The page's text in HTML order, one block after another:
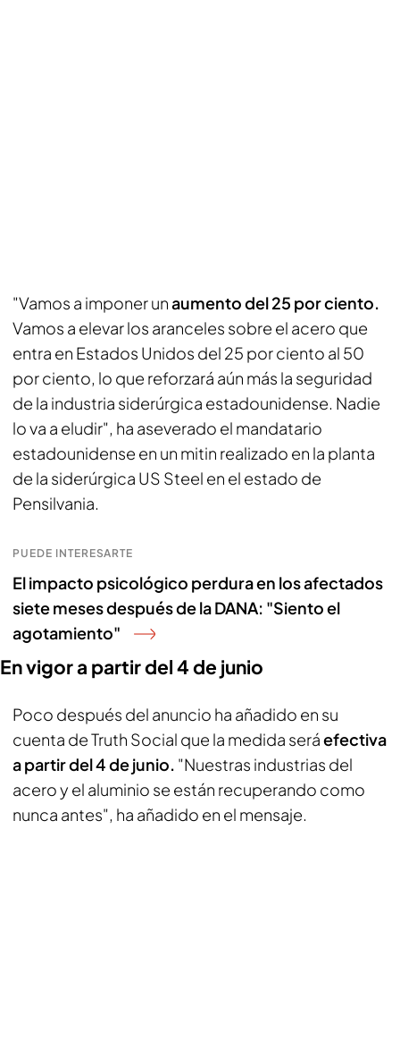
"Vamos a imponer unaumento del 25 por ciento.
Vamos a elevar los aranceles sobre el acero que
entra en Estados Unidos del 25 por ciento al 50
por ciento, lo que reforzará aún más la seguridad
de la industria siderúrgica estadounidense. Nadie
lo va a eludir", ha aseverado el mandatario
estadounidense en un mitin realizado en la planta
de la siderúrgica US Steel en el estado de
Pensilvania.
PUEDE INTERESARTE
El impacto psicológico perdura en los afectados
siete meses después de la DANA: "Siento el
agotamiento"
En vigor a partir del 4 de junio
Poco después del anuncio ha añadido en su
cuenta de Truth Social que la medida seráefectiva
a partir del 4 de junio. "Nuestras industrias del
acero y el aluminio se están recuperando como
nunca antes", ha añadido en el mensaje.